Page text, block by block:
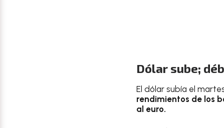
Dólar sube;
El dólar subía el
rendimientos de los
al euro.